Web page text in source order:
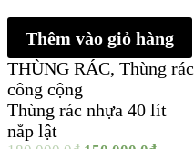
Thêm vào giỏ hàng
THÙNG RÁC, Thùng rác
công cộng
Thùng rác nhựa 40 lít
nắp lật